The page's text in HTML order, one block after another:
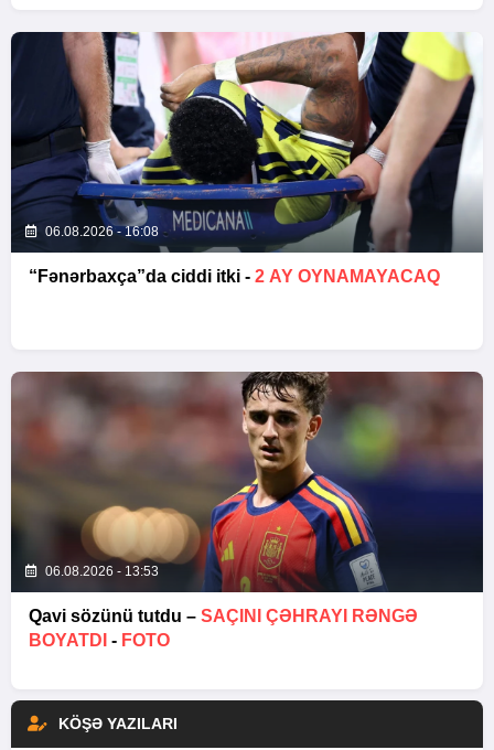
06.08.2026 - 16:08
“Fənərbaxça”da ciddi itki - 2 AY OYNAMAYACAQ
06.08.2026 - 13:53
Qavi sözünü tutdu – SAÇINI ÇƏHRAYI RƏNGƏ
BOYATDI - FOTO
KÖŞƏ YAZILARI